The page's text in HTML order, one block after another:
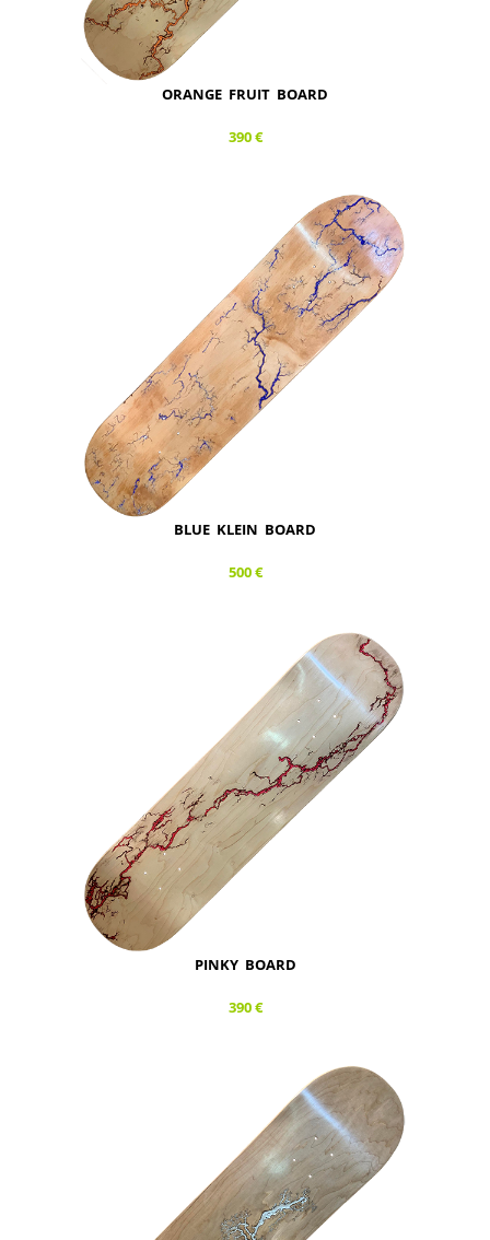
ORANGE FRUIT BOARD
390 €
BLUE KLEIN BOARD
500 €
PINKY BOARD
390 €